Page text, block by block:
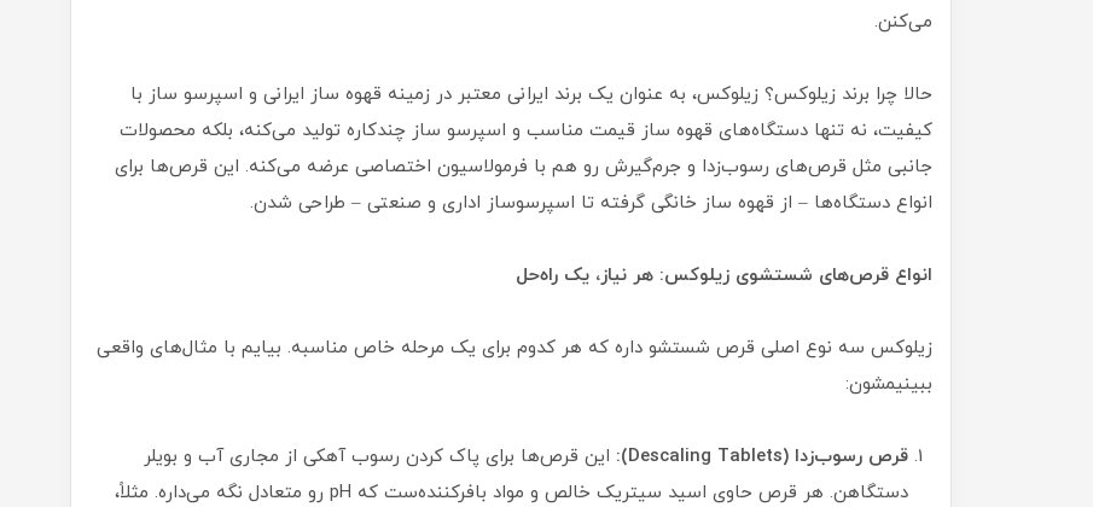
می‌کنن.
حالا چرا برند زیلوکس؟ زیلوکس، به عنوان یک برند ایرانی معتبر در زمینه قهوه ساز ایرانی و اسپرسو ساز با
کیفیت، نه تنها دستگاه‌های قهوه ساز قیمت مناسب و اسپرسو ساز چندکاره تولید می‌کنه، بلکه محصولات
جانبی مثل قرص‌های رسوب‌زدا و جرم‌گیرش رو هم با فرمولاسیون اختصاصی عرضه می‌کنه. این قرص‌ها برای
انواع دستگاه‌ها – از قهوه ساز خانگی گرفته تا اسپرسوساز اداری و صنعتی – طراحی شدن.
انواع قرص‌های شستشوی زیلوکس: هر نیاز، یک راه‌حل
زیلوکس سه نوع اصلی قرص شستشو داره که هر کدوم برای یک مرحله خاص مناسبه. بیایم با مثال‌های واقعی
ببینیمشون:
قرص رسوب‌زدا (Descaling Tablets):
این قرص‌ها برای پاک کردن رسوب آهکی از مجاری آب و بویلر
دستگاهن. هر قرص حاوی اسید سیتریک خالص و مواد بافرکننده‌ست که pH رو متعادل نگه می‌داره. مثلاً،